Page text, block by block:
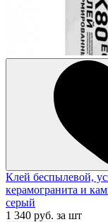
Клей беспылевой,
керамогранита и
серый
1 340 руб. за шт